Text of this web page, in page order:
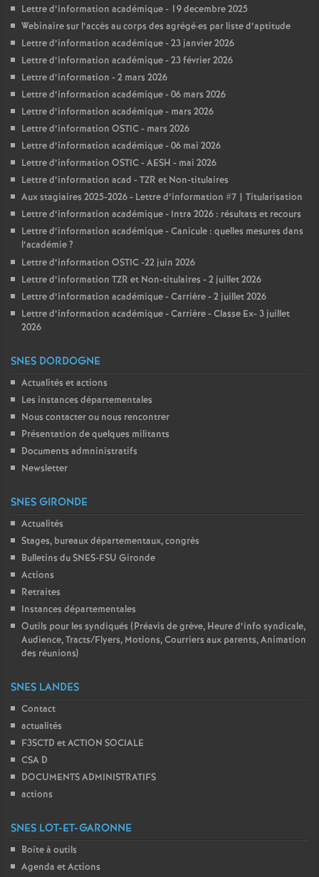
Lettre d’information académique - 19 decembre 2025
Webinaire sur l’accès au corps des agrégé·es par liste d’aptitude
Lettre d’information académique - 23 janvier 2026
Lettre d’information académique - 23 février 2026
Lettre d’information - 2 mars 2026
Lettre d’information académique - 06 mars 2026
Lettre d’information académique - mars 2026
Lettre d’information OSTIC - mars 2026
Lettre d’information académique - 06 mai 2026
Lettre d’information OSTIC - AESH - mai 2026
Lettre d’information acad - TZR et Non-titulaires
Aux stagiaires 2025-2026 - Lettre d’information #7 | Titularisation
Lettre d’information académique - Intra 2026 : résultats et recours
Lettre d’information académique - Canicule : quelles mesures dans
l’académie?
Lettre d’information OSTIC -22 juin 2026
Lettre d’information TZR et Non-titulaires - 2 juillet 2026
Lettre d’information académique - Carrière - 2 juillet 2026
Lettre d’information académique - Carrière - Classe Ex- 3 juillet
2026
SNES DORDOGNE
Actualités et actions
Les instances départementales
Nous contacter ou nous rencontrer
Présentation de quelques militants
Documents admninistratifs
Newsletter
SNES GIRONDE
Actualités
Stages, bureaux départementaux, congrès
Bulletins du SNES-FSU Gironde
Actions
Retraites
Instances départementales
Outils pour les syndiqués (Préavis de grève, Heure d’info syndicale,
Audience, Tracts/Flyers, Motions, Courriers aux parents, Animation
des réunions)
SNES LANDES
Contact
actualités
F3SCTD et ACTION SOCIALE
CSA D
DOCUMENTS ADMINISTRATIFS
actions
SNES LOT-ET-GARONNE
Boîte à outils
Agenda et Actions